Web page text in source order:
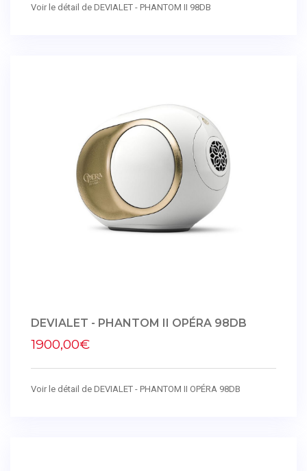
Voir le détail de DEVIALET - PHANTOM II 98DB
DEVIALET - PHANTOM II OPÉRA 98DB
1900,00€
Voir le détail de DEVIALET - PHANTOM II OPÉRA 98DB